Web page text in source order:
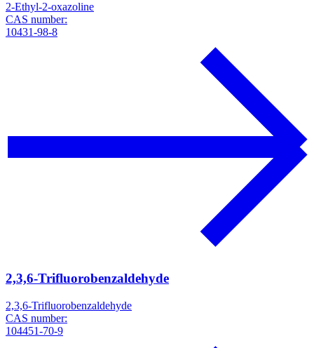
2-Ethyl-2-oxazoline
CAS number:
10431-98-8
2,3,6-Trifluorobenzaldehyde
2,3,6-Trifluorobenzaldehyde
CAS number:
104451-70-9